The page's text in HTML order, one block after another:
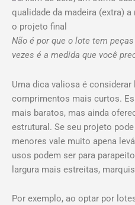
Não é por que o lote tem
vezes é a medida que você
Uma dica valiosa é
comprimentos mais curtos.
mais baratos, mas ainda
estrutural. Se seu projeto
menores vale muito apena
usos podem ser para
largura mais estreitas,
Por exemplo, ao optar por